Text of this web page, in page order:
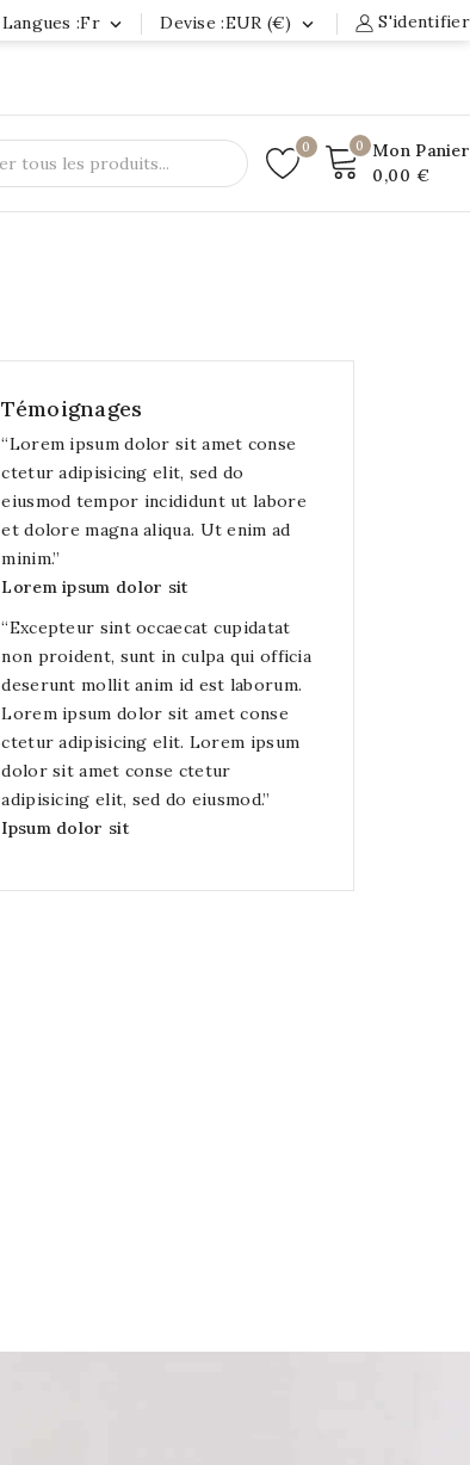
S'identifier
Devise :EUR (€) 
Langues :fr 
0 0
Mon Panier
0,00 €
Témoignages
“Lorem ipsum dolor sit amet conse
ctetur adipisicing elit, sed do
eiusmod tempor incididunt ut labore
et dolore magna aliqua. Ut enim ad
minim.”
Lorem ipsum dolor sit
“Excepteur sint occaecat cupidatat
non proident, sunt in culpa qui officia
deserunt mollit anim id est laborum.
Lorem ipsum dolor sit amet conse
ctetur adipisicing elit. Lorem ipsum
dolor sit amet conse ctetur
adipisicing elit, sed do eiusmod.”
Ipsum dolor sit